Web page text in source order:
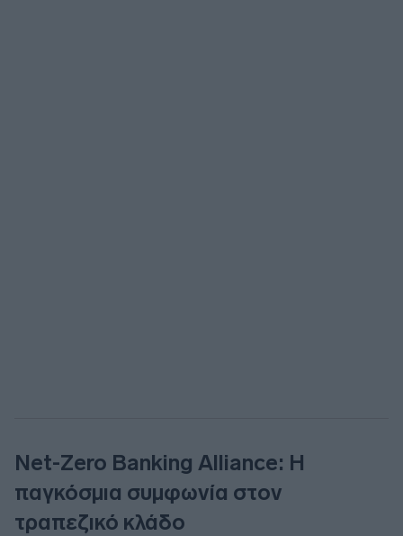
Net-Zero Banking Alliance: Η
παγκόσμια συμφωνία στον
τραπεζικό κλάδο